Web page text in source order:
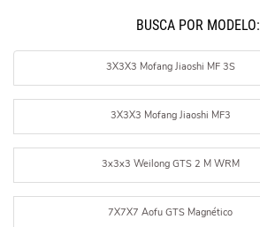
BUSCÁ POR MODELO:
3X3X3 Mofang Jiaoshi MF 3S
3X3X3 Mofang Jiaoshi MF3
3x3x3 Weilong GTS 2 M WRM
7X7X7 Aofu GTS Magnético